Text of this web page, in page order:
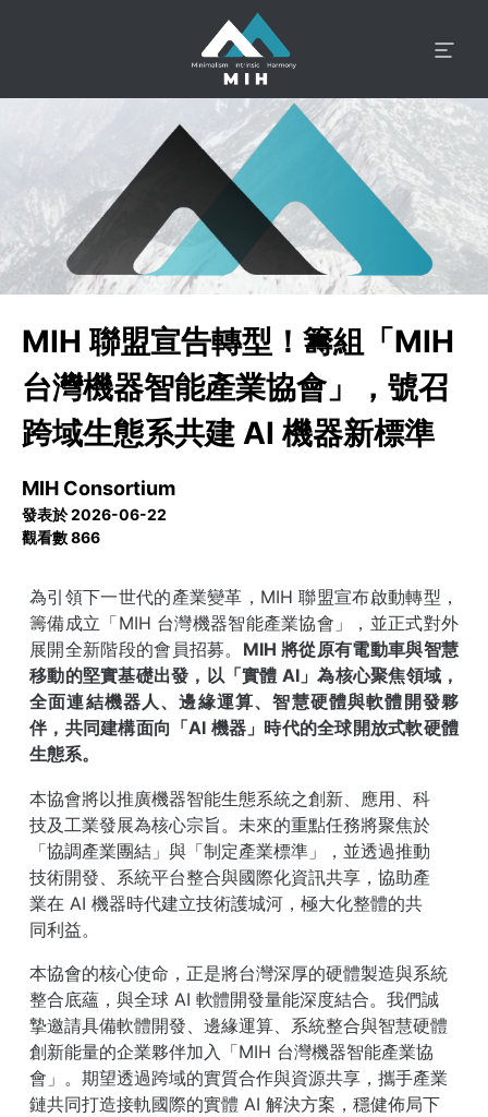
MIH 聯盟宣告轉型！籌組「MIH
台灣機器智能產業協會」，號召
跨域生態系共建 AI 機器新標準
MIH Consortium
發表於 2026-06-22
觀看數 866
為引領下一世代的產業變革，MIH聯盟宣布啟動轉型，
籌備成立「MIH 台灣機器智能產業協會」，並正式對外
展開全新階段的會員招募。 MIH 將從原有電動車與智慧
移動的堅實基礎出發，以「實體 AI」為核心聚焦領域，
全面連結機器人、邊緣運算、智慧硬體與軟體開發夥
伴，共同建構面向「AI 機器」時代的全球開放式軟硬體
生態系。
本協會將以推廣機器智能生態系統之創新、應用、科
技及工業發展為核心宗旨。未來的重點任務將聚焦於
「協調產業團結」與「制定產業標準」，並透過推動
技術開發、系統平台整合與國際化資訊共享，協助產
業在 AI 機器時代建立技術護城河，極大化整體的共
同利益。
本協會的核心使命，正是將台灣深厚的硬體製造與系統
整合底蘊，與全球 AI 軟體開發量能深度結合。我們誠
摯邀請具備軟體開發、邊緣運算、系統整合與智慧硬體
創新能量的企業夥伴加入「MIH 台灣機器智能產業協
會」。期望透過跨域的實質合作與資源共享，攜⼿產業
鏈共同打造接軌國際的實體 AI 解決方案， 穩健佈局下